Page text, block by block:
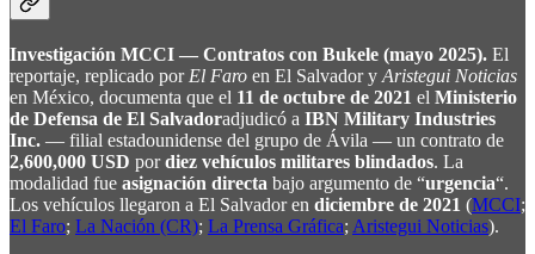
Investigación MCCI — Contratos con Bukele (mayo 2025). El
reportaje, replicado por El Faro en El Salvador y Aristegui Noticias
en México, documenta que el 11 de octubre de 2021 el Ministerio
de Defensa de El Salvadoradjudicó a IBN Military Industries
Inc. — filial estadounidense del grupo de Ávila — un contrato de
2,600,000 USD pordiez vehículos militares blindados. La
modalidad fue asignación directa bajo argumento de “urgencia“.
Los vehículos llegaron a El Salvador en diciembre de 2021 (MCCI;
El Faro; La Nación (CR); La Prensa Gráfica; Aristegui Noticias).